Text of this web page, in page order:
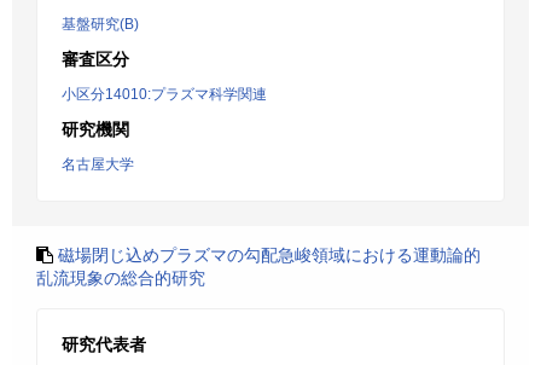
基盤研究(B)
審査区分
小区分14010:プラズマ科学関連
研究機関
名古屋大学
磁場閉じ込めプラズマの勾配急峻領域における運動論的
乱流現象の総合的研究
研究代表者